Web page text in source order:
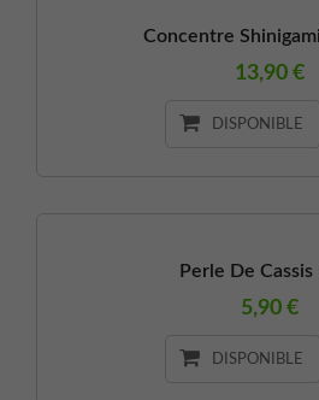
Concentre
13,90 €
DISPONIBLE
Perle De Cassis
5,90 €
DISPONIBLE